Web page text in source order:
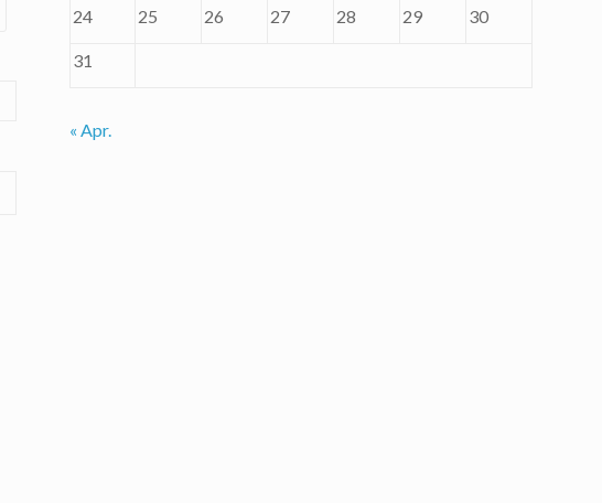
24 25 26 27 28 29 30
31
« Apr.